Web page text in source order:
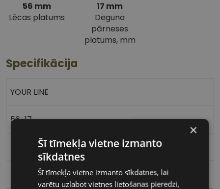
56 mm
Lēcas platums
17 mm
Deguna
pārneses
platums, mm
Specifikācija
YOUR LINE
56-17
×
Šī tīmekļa vietne izmanto
sīkdatnes
Šī tīmekļa vietne izmanto sīkdatnes, lai
varētu uzlabot vietnes lietošanas pieredzi,